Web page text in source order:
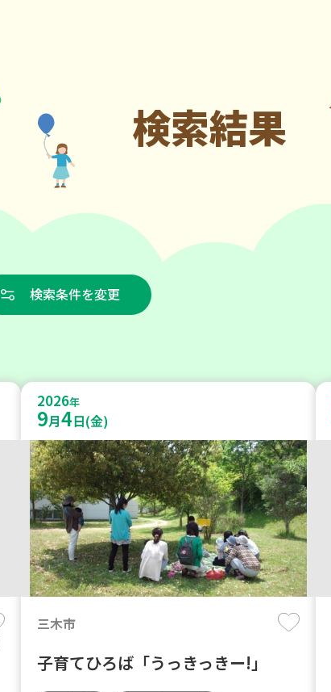
検索結果
検索条件を変更
2026年
9月4日(金)
三木市
子育てひろば「うっきっきー!」